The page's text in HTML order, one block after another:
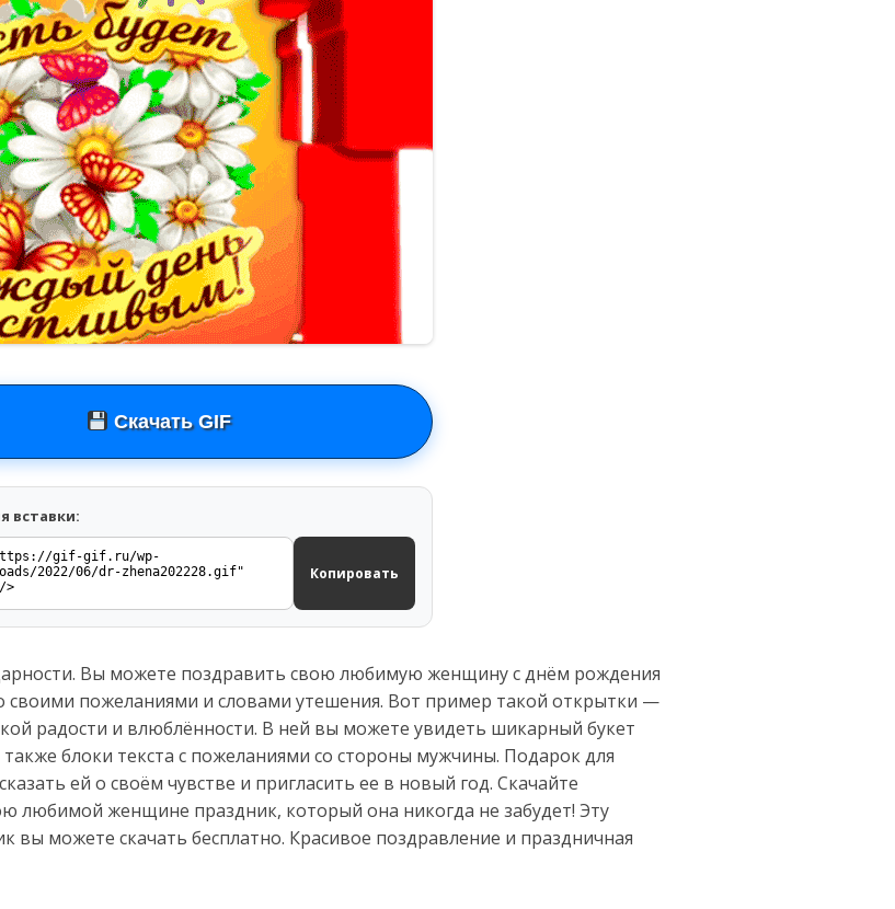
Скачать GIF
вставки:
Копировать
Вы можете поздравить свою любимую женщину с днём рождения
пожеланиями и словами утешения. Вот пример такой открытки —
радости и влюблённости. В ней вы можете увидеть шикарный букет
блоки текста с пожеланиями со стороны мужчины. Подарок для
ей о своём чувстве и пригласить ее в новый год. Скачайте
любимой женщине праздник, который она никогда не забудет! Эту
вы можете скачать бесплатно. Красивое поздравление и праздничная